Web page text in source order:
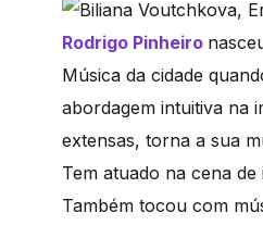
Rodrigo Pinheiro
Música da cidade
abordagem intuitiva na
extensas, torna a sua
Tem atuado na cena
Também tocou com